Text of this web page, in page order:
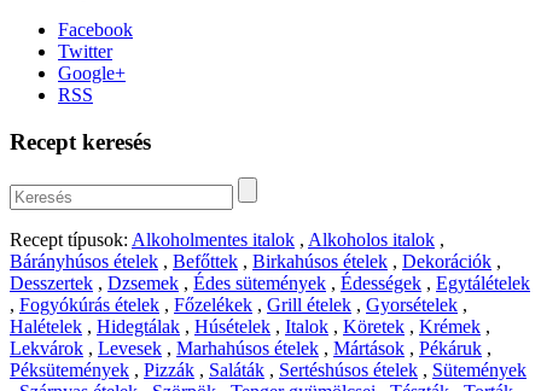
Facebook
Twitter
Google+
RSS
Recept keresés
Recept típusok: Alkoholmentes italok , Alkoholos italok ,
Bárányhúsos ételek , Befőttek , Birkahúsos ételek , Dekorációk ,
Desszertek , Dzsemek , Édes sütemények , Édességek , Egytálételek
, Fogyókúrás ételek , Főzelékek , Grill ételek , Gyorsételek ,
Halételek , Hidegtálak , Húsételek , Italok , Köretek , Krémek ,
Lekvárok , Levesek , Marhahúsos ételek , Mártások , Pékáruk ,
Péksütemények , Pizzák , Saláták , Sertéshúsos ételek , Sütemények